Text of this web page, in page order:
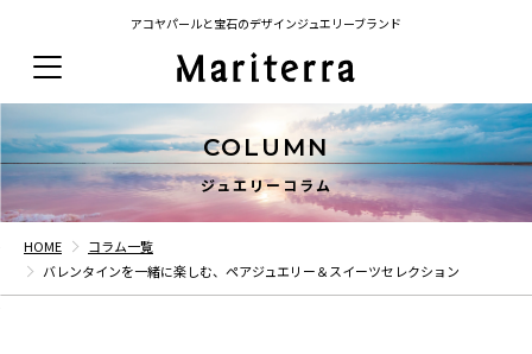
アコヤパールと宝石のデザインジュエリーブランド
COLUMN
ジュエリーコラム
HOME
コラム一覧
バレンタインを一緒に楽しむ、ペアジュエリー＆スイーツセレクション